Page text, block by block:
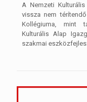
A Nemzeti
vissza nem
Kollégiuma, mint
Kulturális Alap
szakmai